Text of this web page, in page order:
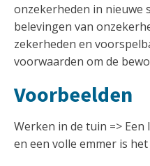
onzekerheden in nieuwe
belevingen van
zekerheden en
voorwaarden om de
Voorbeelden
Werken in de tuin =>
en een volle emmer is het